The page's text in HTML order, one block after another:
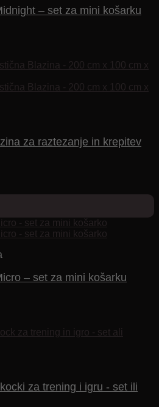
– set za mini košarku
za raztezanje in krepitev
– set za mini košarku
za trening i igru ​​- set ili